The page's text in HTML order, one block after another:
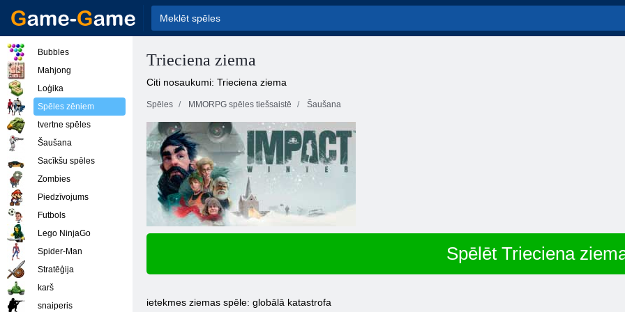
Trieciena ziema
Citi nosaukumi: Trieciena ziema
Spēles MMORPG spēles tiešsaistē Šaušana
Spēlēt Trieciena
ietekmes ziemas spēle: globālā katastrofa
Bubbles
Mahjong
Loģika
Spēles zēniem
tvertne spēles
Šaušana
Sacīkšu spēles
Zombies
Piedzīvojums
Futbols
Lego NinjaGo
Spider-Man
Stratēģija
karš
snaiperis